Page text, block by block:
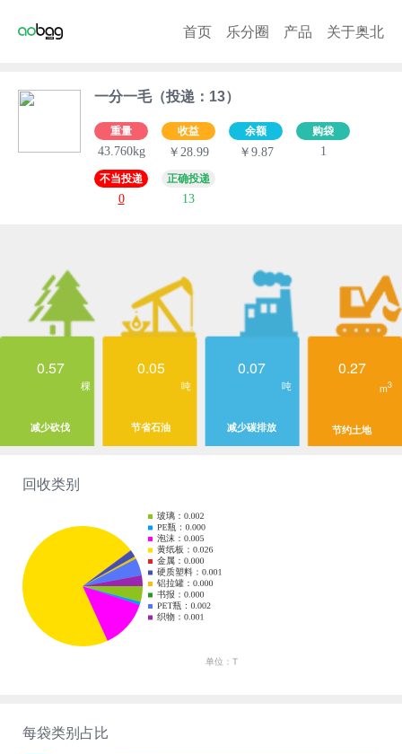
首页 乐分圈 产品 关于奥北
一分一毛（投递：13）
重量
43.760kg
收益
￥28.99
余额
￥9.87
购袋
1
不当投递
0
正确投递
13
0.57
棵
减少砍伐
0.05
吨
节省石油
0.07
吨
减少碳排放
0.27
m3
节约土地
回收类别
每袋类别占比